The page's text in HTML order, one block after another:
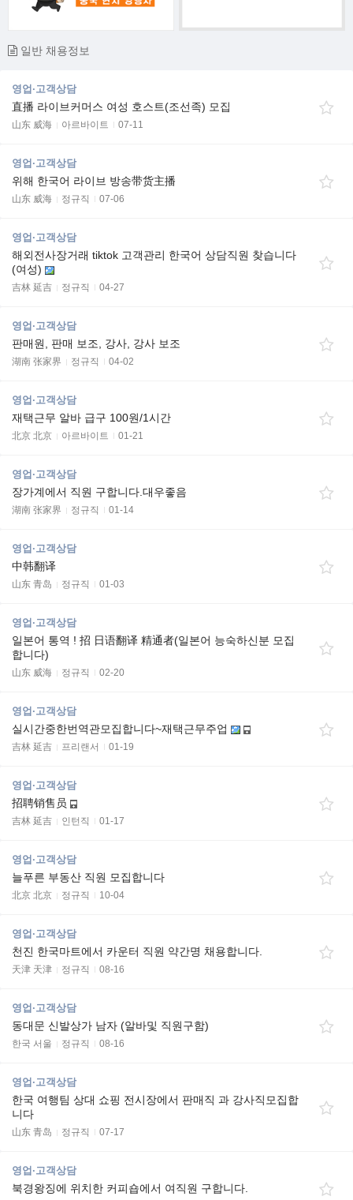
일반 채용정보
영업·고객상담
直播 라이브커머스 여성 호스트(조선족) 모집
山东 威海 아르바이트 07-11
영업·고객상담
위해 한국어 라이브 방송带货主播
山东 威海 정규직 07-06
영업·고객상담
해외전사장거래 tiktok 고객관리 한국어 상담직원 찾습니다
(여성)
吉林 延吉 정규직 04-27
영업·고객상담
판매원, 판매 보조, 강사, 강사 보조
湖南 张家界 정규직 04-02
영업·고객상담
재택근무 알바 급구 100원/1시간
北京 北京 아르바이트 01-21
영업·고객상담
장가계에서 직원 구합니다.대우좋음
湖南 张家界 정규직 01-14
영업·고객상담
中韩翻译
山东 青岛 정규직 01-03
영업·고객상담
일본어 통역 ! 招 日语翻译 精通者(일본어 능숙하신분 모집
합니다)
山东 威海 정규직 02-20
영업·고객상담
실시간중한번역관모집합니다~재택근무주업
吉林 延吉 프리랜서 01-19
영업·고객상담
招聘销售员
吉林 延吉 인턴직 01-17
영업·고객상담
늘푸른 부동산 직원 모집합니다
北京 北京 정규직 10-04
영업·고객상담
천진 한국마트에서 카운터 직원 약간명 채용합니다.
天津 天津 정규직 08-16
영업·고객상담
동대문 신발상가 남자 (알바및 직원구함)
한국 서울 정규직 08-16
영업·고객상담
한국 여행팀 상대 쇼핑 전시장에서 판매직 과 강사직모집합
니다
山东 青岛 정규직 07-17
영업·고객상담
북경왕징에 위치한 커피숍에서 여직원 구합니다.